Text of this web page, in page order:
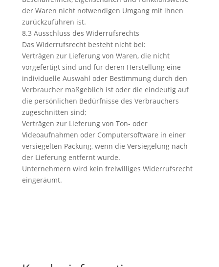
der Waren nicht notwendigen Umgang mit ihnen
zurückzuführen ist.
8.3 Ausschluss des Widerrufsrechts
Das Widerrufsrecht besteht nicht bei:
Verträgen zur Lieferung von Waren, die nicht
vorgefertigt sind und für deren Herstellung eine
individuelle Auswahl oder Bestimmung durch den
Verbraucher maßgeblich ist oder die eindeutig auf
die persönlichen Bedürfnisse des Verbrauchers
zugeschnitten sind;
Verträgen zur Lieferung von Ton- oder
Videoaufnahmen oder Computersoftware in einer
versiegelten Packung, wenn die Versiegelung nach
der Lieferung entfernt wurde.
Unternehmern wird kein freiwilliges Widerrufsrecht
eingeräumt.